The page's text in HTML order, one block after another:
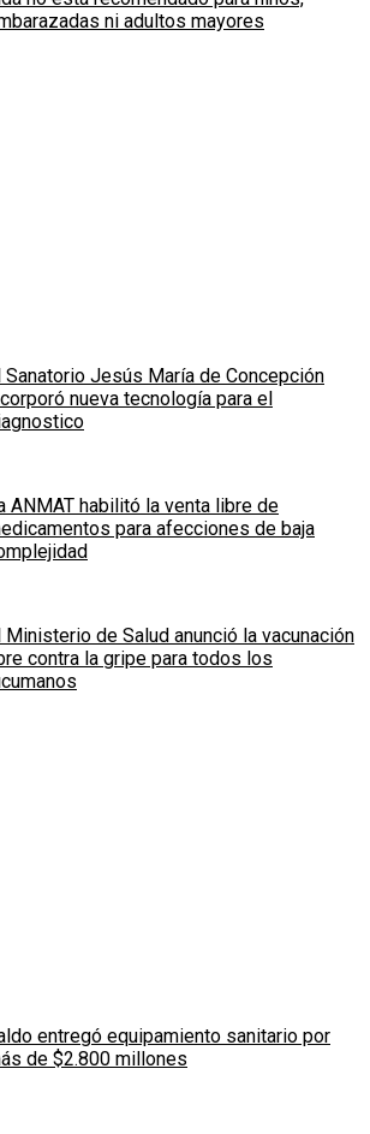
ni adultos mayores
Sanatorio Jesús María de Concepción
nueva tecnología para el
ANMAT habilitó la venta libre de
para afecciones de baja
Ministerio de Salud anunció la vacunación
contra la gripe para todos los
entregó equipamiento sanitario por
de $2.800 millones